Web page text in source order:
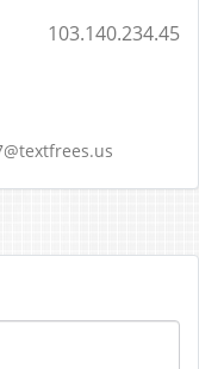
103.140.234.45